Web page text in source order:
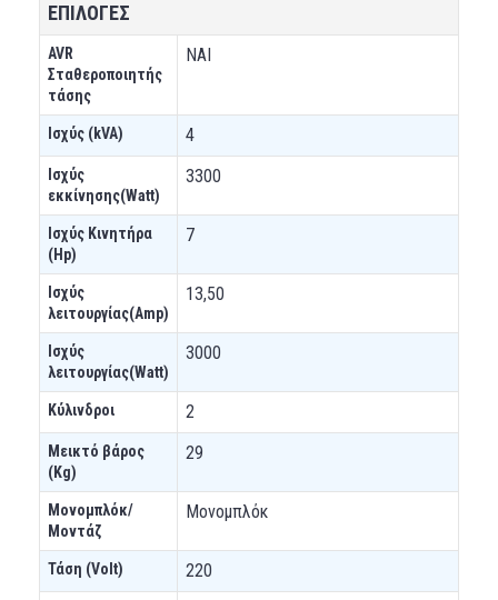
ΕΠΙΛΟΓΕΣ
AVR
Σταθεροποιητής
τάσης
ΝΑΙ
Ισχύς (kVA) 4
Ισχύς
εκκίνησης(Watt)
3300
Ισχύς Κινητήρα
(Hp)
7
Ισχύς
λειτουργίας(Amp)
13,50
Ισχύς
λειτουργίας(Watt)
3000
Κύλινδροι 2
Μεικτό βάρος
(Kg)
29
Μονομπλόκ/
Μοντάζ
Μονομπλόκ
Τάση (Volt) 220